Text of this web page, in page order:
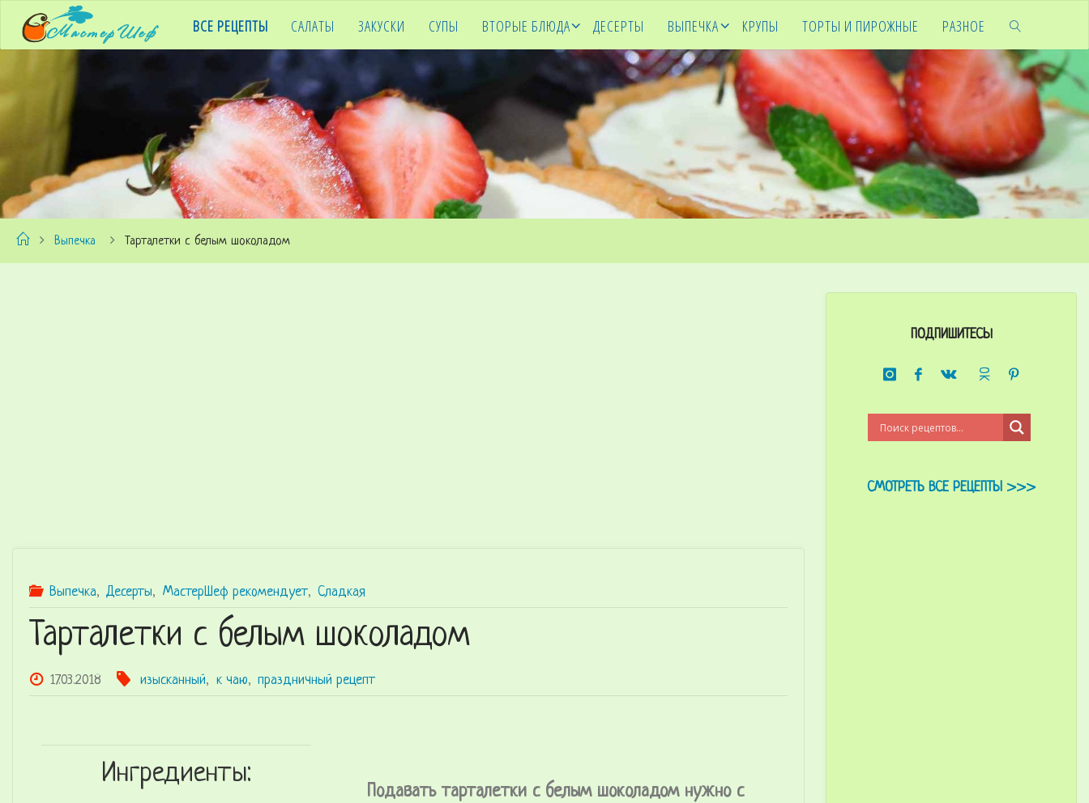
T
E
R
C
H
ВСЕ РЕЦЕПТЫ САЛАТЫ ЗАКУСКИ СУПЫ ВТОРЫЕ БЛЮДА ДЕСЕРТЫ ВЫПЕЧКА КРУПЫ ТОРТЫ И ПИРОЖНЫЕ РАЗНОЕ
Выпечка Тарталетки с белым шоколадом
Выпечка, Десерты, МастерШеф рекомендует, Сладкая
Тарталетки с белым шоколадом
17.03.2018 изысканный, к чаю, праздничный рецепт
Ингредиенты:
Подавать тарталетки с белым шоколадом нужно с
ПОДПИШИТЕСЬ!
СМОТРЕТЬ ВСЕ РЕЦЕПТЫ >>>